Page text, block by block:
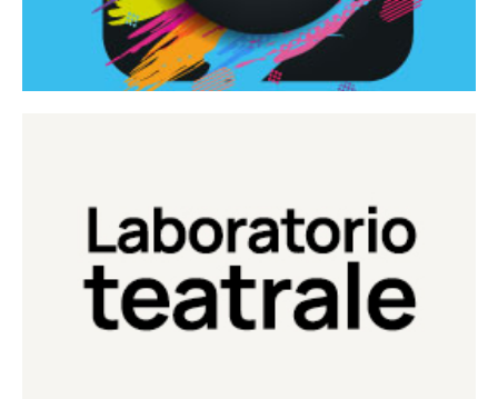
Laboratorio Teatrale
Laboratorio di teatro del Teatro Eduardo de Filippo
Continua